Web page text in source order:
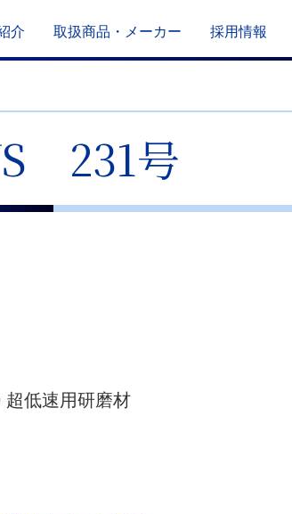
介 取扱商品・メーカー 採用情報
231号
低速用研磨材